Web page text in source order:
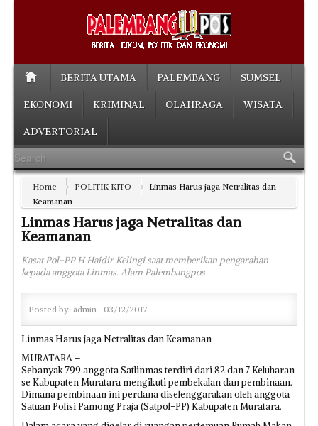
BERITA UTAMA PALEMBANG SUMSEL
EKONOMI KRIMINAL OLAHRAGA WISATA
ADVERTORIAL
Home POLITIK KITO
Linmas Harus jaga Netralitas dan
Keamanan
Linmas Harus jaga Netralitas dan
Keamanan
Kasat Pol-PP H Haidir Kelingi saat memberikan pengarahan
kepada anggota Linmas. Alam Palembangpos
Posted by: admin 03/12/2017
Linmas Harus jaga Netralitas dan Keamanan
MURATARA –
Sebanyak 799 anggota Satlinmas terdiri dari 82 dan 7 Keluharan
se Kabupaten Muratara mengikuti pembekalan dan pembinaan.
Dimana pembinaan ini perdana diselenggarakan oleh anggota
Satuan Polisi Pamong Praja (Satpol-PP)‎ Kabupaten Muratara.